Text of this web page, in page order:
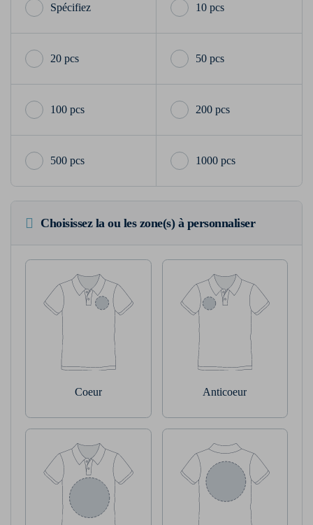
10 pcs
20 pcs 50 pcs
100 pcs 200 pcs
500 pcs 1000 pcs
Choisissez la ou les zone(s) à personnaliser
Coeur Anticoeur